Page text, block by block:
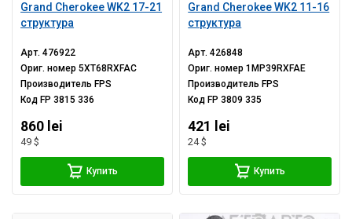
Grand Cherokee WK2 17-21
структура
Арт.476922
Ориг. номер5XT68RXFAC
Производитель FPS
Код FP 3815 336
860 lei
49 $
Купить
Grand Cherokee WK2 11-16
структура
Арт.426848
Ориг. номер1MP39RXFAE
Производитель FPS
Код FP 3809 335
421 lei
24 $
Купить